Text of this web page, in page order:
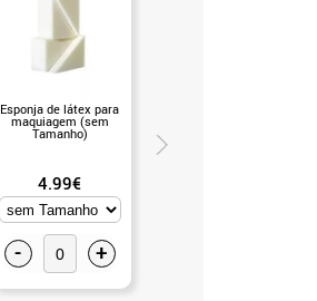
Esponja de látex para
maquiagem (sem
Tamanho)
4.99€
- +